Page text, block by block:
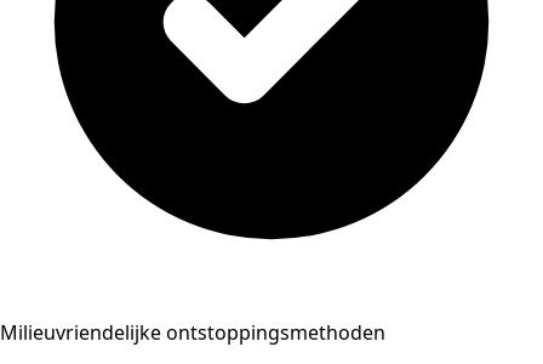
Milieuvriendelijke ontstoppingsmethoden